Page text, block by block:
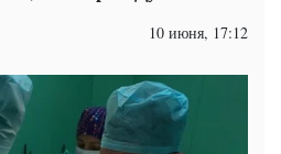
10 июня, 17:12